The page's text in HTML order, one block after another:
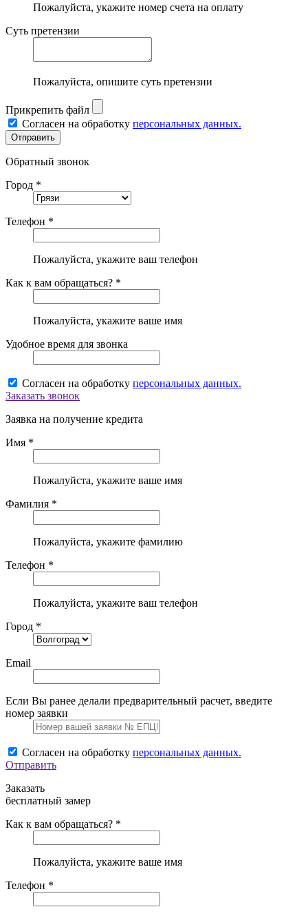
Пожалуйста, укажите номер счета на оплату
Суть претензии
Пожалуйста, опишите суть претензии
Прикрепить файл
Согласен на обработку персональных данных.
Обратный звонок
Город *
Телефон *
Пожалуйста, укажите ваш телефон
Как к вам обращаться? *
Пожалуйста, укажите ваше имя
Удобное время для звонка
Согласен на обработку персональных данных.
Заказать звонок
Заявка на получение кредита
Имя *
Пожалуйста, укажите ваше имя
Фамилия *
Пожалуйста, укажите фамилию
Телефон *
Пожалуйста, укажите ваш телефон
Город *
Email
Если Вы ранее делали предварительный расчет, введите
номер заявки
Согласен на обработку персональных данных.
Отправить
Заказать
бесплатный замер
Как к вам обращаться? *
Пожалуйста, укажите ваше имя
Телефон *